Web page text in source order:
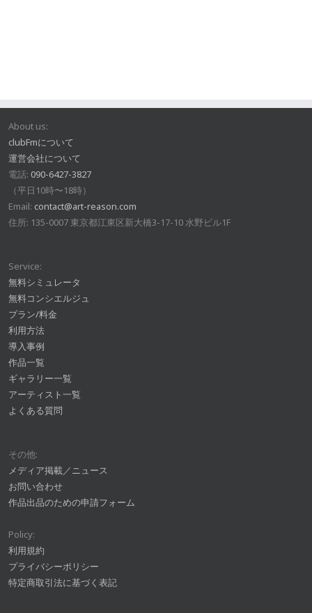
About us:
clubFmについて
運営会社について
電話: 090-6427-3827
（平日10時〜18時）
Email: contact@art-reason.com
住所: 135-0007 東京都江東区新大橋3-17-10 水野ビル1F
Service:
無料シミュレータ
無料コンシエルジュ
プラン/料金
利用方法
導入事例
作品一覧
ギャラリー一覧
アーティスト一覧
よくある質問
その他:
メディア掲載／ニュース
お問い合わせ
作品出品のための申請フォーム
Policy:
利用規約
プライバシーポリシー
特定商取引法に基づく表記